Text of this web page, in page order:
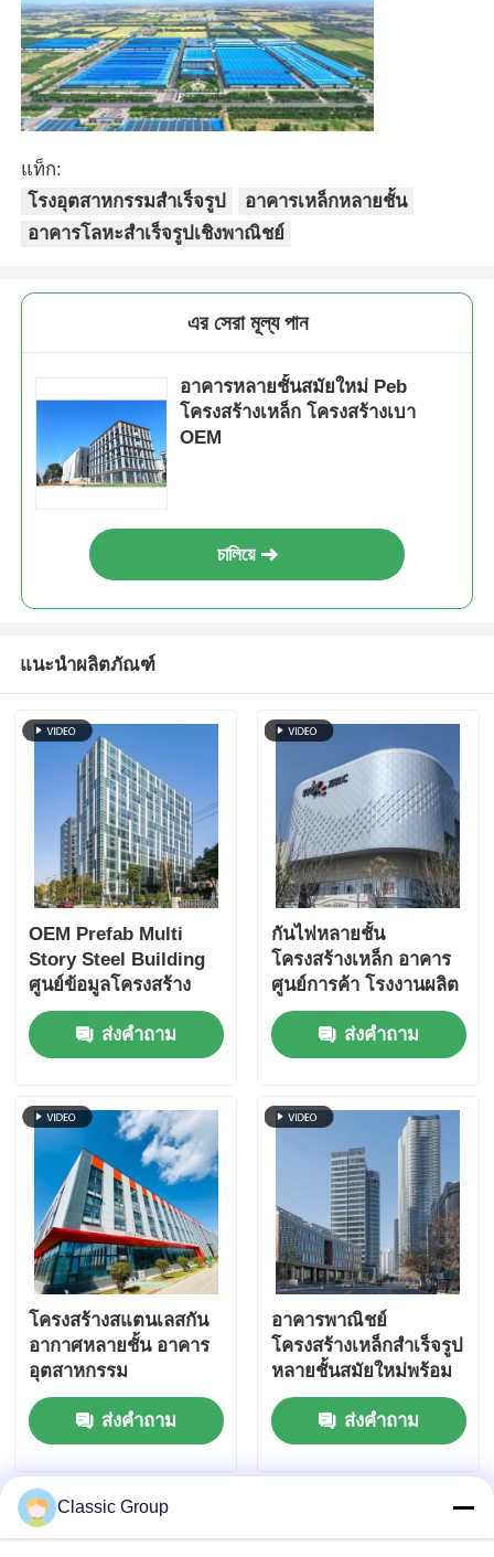
สำนักงานโครงสร้างเหล็ก
โครงสร้างเหล็ก บ้านไก่
โครงสร้างเหล็กหลายชั้น
อาคารเหล็กสาธารณะ
โครงสร้างเหล็กพาณิชย์
โครงสร้างสแตนเลสเรือน
แท็ก:
โรงอุตสาหกรรมสำเร็จรูป
อาคารเหล็กหลายชั้น
อาคารโลหะสำเร็จรูปเชิงพาณิชย์
এর সেরা মূল্য পান
อาคารหลายชั้นสมัยใหม่ Peb
โครงสร้างเหล็ก โครงสร้างเบา
OEM
চালিয়ে
แนะนำผลิตภัณฑ์
OEM Prefab Multi
Story Steel Building
ศูนย์ข้อมูลโครงสร้าง
ป้องกันไฟ
ส่งคำถาม
กันไฟหลายชั้น
โครงสร้างเหล็ก อาคาร
ศูนย์การค้า โรงงานผลิต
Prefab ODM
ส่งคำถาม
โครงสร้างสแตนเลสกัน
อากาศหลายชั้น อาคาร
อุตสาหกรรม
ส่งคำถาม
อาคารพาณิชย์
โครงสร้างเหล็กสำเร็จรูป
หลายชั้นสมัยใหม่พร้อม
ฉนวนกันความร้อน
ส่งคำถาม
Classic Group